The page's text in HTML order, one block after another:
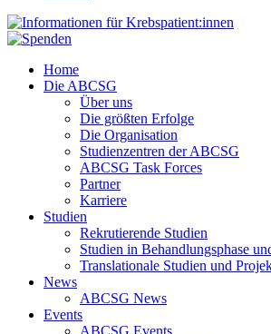
Home
Die ABCSG
Über uns
Die größten Erfolge
Die Organisation
Studienzentren der ABCSG
ABCSG Task Forces
Partner
Karriere
Studien
Rekrutierende Studien
Studien in Behandlungsphase
Translationale Studien und
News
ABCSG News
Events
ABCSG Events